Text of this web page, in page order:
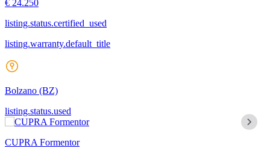
€ 24.250
listing.status.certified_used
listing.warranty.default_title
Bolzano (BZ)
listing.status.used
CUPRA Formentor